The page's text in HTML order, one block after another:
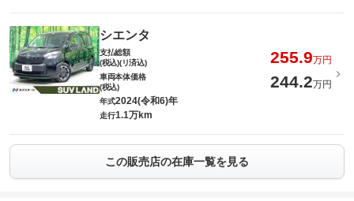
シエンタ
支払総額
(税込)(リ済込)
255.9万円
車両本体価格
(税込)
244.2万円
年式2024(令和6)年
走行1.1万km
この販売店の在庫一覧を見る